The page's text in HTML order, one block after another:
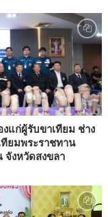
แก่ผู้รับขาเทียม ช่าง
ยมพระราชทาน
จังหวัดสงขลา